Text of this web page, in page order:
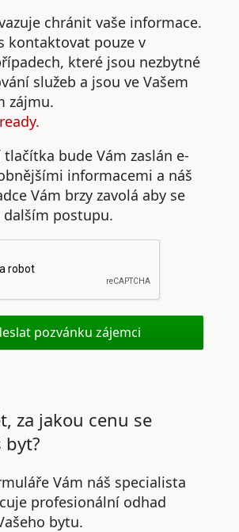
chránit vaše informace.
kontaktovat pouze v
které jsou nezbytné
služeb a jsou ve Vašem
zájmu.
bude Vám zaslán e-
informacemi a náš
Vám brzy zavolá aby se
postupu.
za jakou cenu se
byt?
Vám náš specialista
profesionální odhad
bytu.